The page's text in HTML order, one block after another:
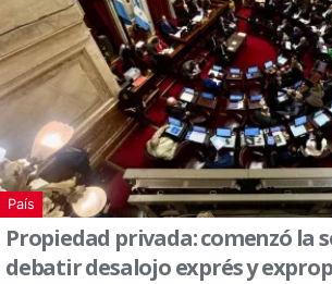
País
Propiedad privada: comenzó la
debatir desalojo exprés y